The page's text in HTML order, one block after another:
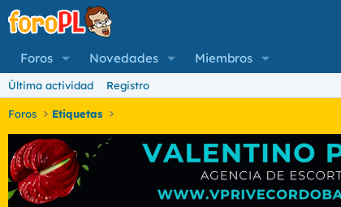
Foros Novedades Miembros
Última actividad Registro
Foros Etiquetas